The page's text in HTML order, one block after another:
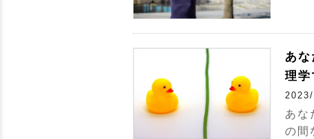
あ
理学
あな
の間